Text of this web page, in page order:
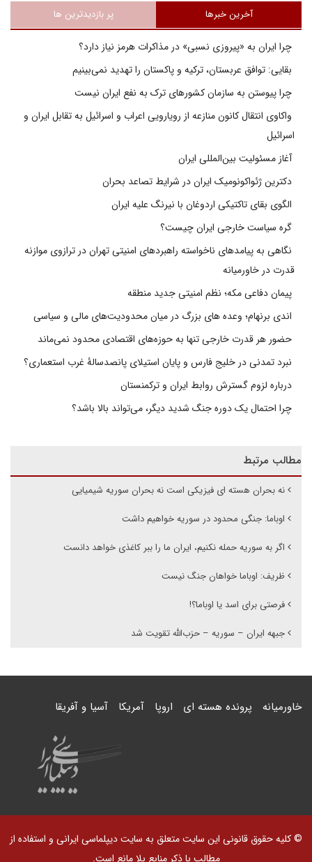
آخرین خبرها پر بازدیدترین ها
چرا ایران به «پیروزی نسبی» در مذاکرات هرمز نیاز دارد؟
بقایی: توافق عربستان، ترکیه و پاکستان را تهدید نمی‌بینیم
چرا پیوستن به سازمان کشورهای ترک به نفع ایران نیست
واکاوی انتقال کانون منازعه از رویارویی اعراب و اسرائیل به تقابل ایران و
اسرائیل
آغاز مسئولیت بین‌المللی ایران
دکترین ژئواکونومیک ایران در شرایط تصاعد بحران
الگوی بقای تاکتیکی اردوغان با نیرنگ علیه ایران
گره سیاست خارجی ایران چیست؟
نگاهی به پیامدهای ناخواسته راهبردهای امنیتی تهران در ترازوی موازنه
قدرت در خاورمیانه
پیمان دفاعی مکه؛ نظم امنیتی جدید منطقه
اندی برنهام؛ وعده های بزرگ در میان محدودیت‌های مالی و سیاسی
حضور هر قدرت خارجی تنها به حوزه‌های اقتصادی محدود نمی‌ماند
نبرد تمدنی در خلیج فارس و پایان استیلای پانصدسالۀ غرب استعماری؟
درباره لزوم گسترش روابط ایران و ترکمنستان
چرا احتمال یک دوره جنگ شدید دیگر، می‌تواند بالا باشد؟
مطالب مرتبط
نه بحران هسته ای فیزیکی است نه بحران سوریه شیمیایی
اوباما: جنگی محدود در سوریه خواهیم داشت
اگر به سوریه حمله نکنیم، ایران ما را ببر کاغذی خواهد دانست
ظریف: اوباما خواهان جنگ نیست
فرصتی برای اسد یا اوباما؟!
جبهه ایران – سوریه – حزب‌الله تقویت شد
خاورمیانه پرونده هسته ای اروپا آمریکا آسیا و آفریقا
© کلیه حقوق قانونی این سایت متعلق به سایت دیپلماسی ایرانی و استفاده از
مطالب با ذکر منابع بلا مانع است.